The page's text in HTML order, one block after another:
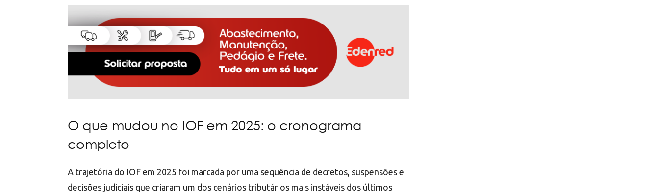
O que mudou no IOF em 2025: o cronograma
completo
A trajetória do IOF em 2025 foi marcada por uma sequência de decretos, suspensões e
decisões judiciais que criaram um dos cenários tributários mais instáveis dos últimos